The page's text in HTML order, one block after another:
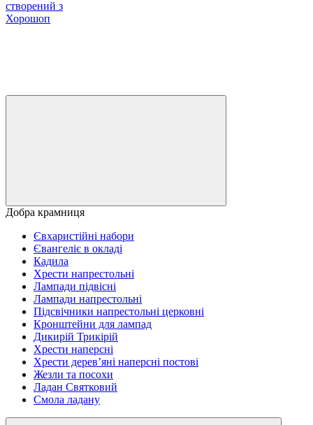
створений з
Хорошоп
Добра крамниця
Євхаристійні набори
Євангеліє в окладі
Кадила
Хрести напрестольні
Лампади підвісні
Лампади напрестольні
Підсвічники напрестольні церковні
Кронштейни для лампад
Дикирій Трикірій
Хрести наперсні
Хрести дерев’яні наперсні постові
Жезли та посохи
Ладан Святковий
Смола ладану